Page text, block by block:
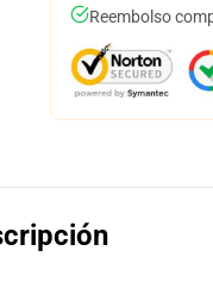
Reembolso